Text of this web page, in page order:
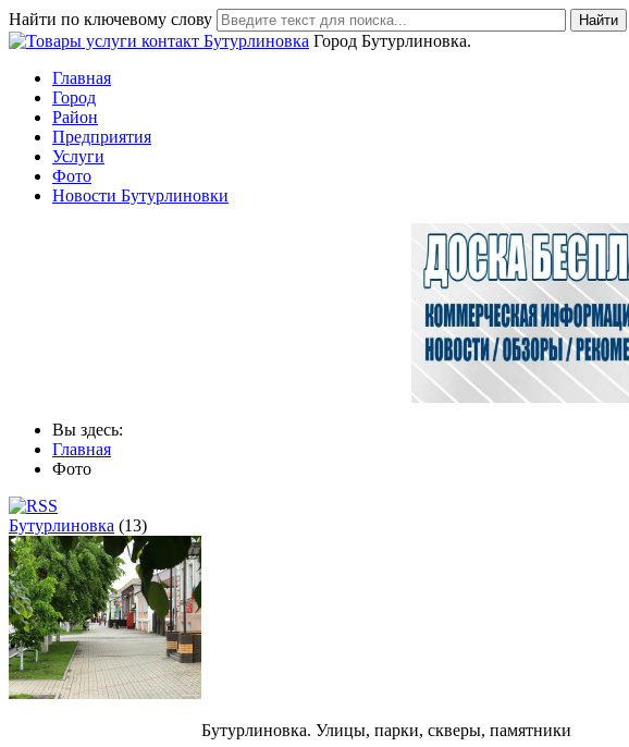
Найти по ключевому слову Найти
Город Бутурлиновка.
Главная
Город
Район
Предприятия
Услуги
Фото
Новости Бутурлиновки
Вы здесь:
Главная
Фото
Бутурлиновка (13)
Бутурлиновка. Улицы, парки, скверы, памятники